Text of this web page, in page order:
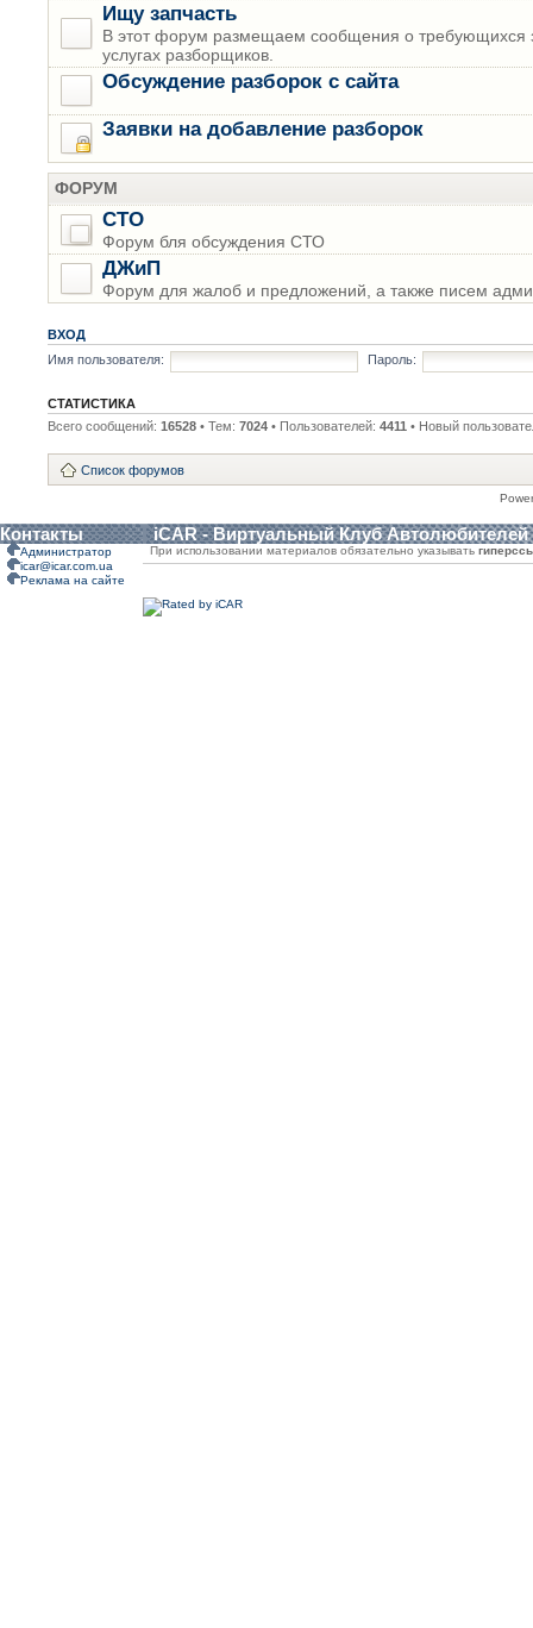
Ищу запчасть
В этот форум размещаем сообщения о требующихся
услугах разборщиков.
Обсуждение разборок с сайта
Заявки на добавление разборок
ФОРУМ
СТО
Форум бля обсуждения СТО
ДЖиП
Форум для жалоб и предложений, а также писем
ВХОД
Имя пользователя:
Пароль:
СТАТИСТИКА
Всего сообщений: 16528 • Тем: 7024 • Пользователей: 4411 • Новый
Список форумов
Контакты iCAR - Виртуальный Клуб Автолюбителей
Администратор
icar@icar.com.ua
Реклама на сайте
При использовании материалов обязательно указывать